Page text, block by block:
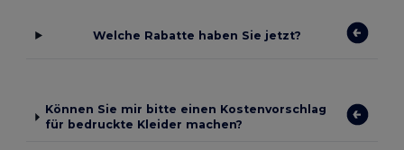
Welche Rabatte haben Sie jetzt?
Können Sie mir bitte einen Kostenvorschlag
für bedruckte Kleider machen?